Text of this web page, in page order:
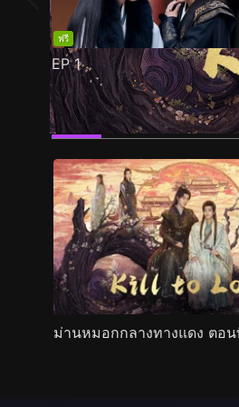
ฟรี
EP1
ตัวอย่าง ภาพนิ่ง เนื้อ
ม่านหมอกกลางทางแดง ตอน